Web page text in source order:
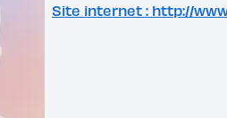
Site internet : http://